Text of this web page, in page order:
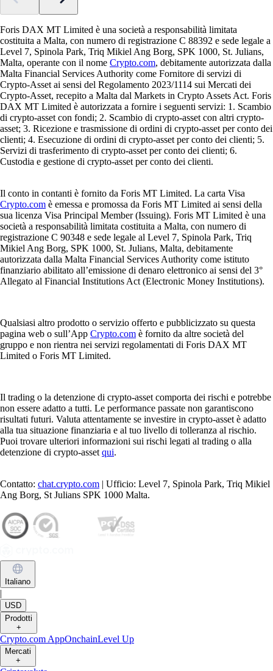
Foris DAX MT Limited è una società a responsabilità limitata
costituita a Malta, con numero di registrazione C 88392 e sede legale a
Level 7, Spinola Park, Triq Mikiel Ang Borg, SPK 1000, St. Julians,
Malta, operante con il nome Crypto.com, debitamente autorizzata dalla
Malta Financial Services Authority come Fornitore di servizi di
Crypto-Asset ai sensi del Regolamento 2023/1114 sui Mercati dei
Crypto-Asset, recepito a Malta dal Markets in Crypto Assets Act. Foris
DAX MT Limited è autorizzata a fornire i seguenti servizi: 1. Scambio
di crypto-asset con fondi; 2. Scambio di crypto-asset con altri crypto-
asset; 3. Ricezione e trasmissione di ordini di crypto-asset per conto dei
clienti; 4. Esecuzione di ordini di crypto-asset per conto dei clienti; 5.
Servizi di trasferimento di crypto-asset per conto dei clienti; 6.
Custodia e gestione di crypto-asset per conto dei clienti.
Il conto in contanti è fornito da Foris MT Limited. La carta Visa
Crypto.com è emessa e promossa da Foris MT Limited ai sensi della
sua licenza Visa Principal Member (Issuing). Foris MT Limited è una
società a responsabilità limitata costituita a Malta, con numero di
registrazione C 90348 e sede legale al Level 7, Spinola Park, Triq
Mikiel Ang Borg, SPK 1000, St. Julians, Malta, debitamente
autorizzata dalla Malta Financial Services Authority come istituto
finanziario abilitato all’emissione di denaro elettronico ai sensi del 3°
Allegato al Financial Institutions Act (Electronic Money Institutions).
Qualsiasi altro prodotto o servizio offerto e pubblicizzato su questa
pagina web o sull’App Crypto.com è fornito da altre società del
gruppo e non rientra nei servizi regolamentati di Foris DAX MT
Limited o Foris MT Limited.
Il trading o la detenzione di crypto-asset comporta dei rischi e potrebbe
non essere adatto a tutti. Le performance passate non garantiscono
risultati futuri. Valuta attentamente se investire in crypto-asset è adatto
alla tua situazione finanziaria e al tuo livello di tolleranza al rischio.
Puoi trovare ulteriori informazioni sui rischi legati al trading o alla
detenzione di crypto-asset qui.
Contatto: chat.crypto.com | Ufficio: Level 7, Spinola Park, Triq Mikiel
Ang Borg, St Julians SPK 1000 Malta.
Italiano
|
USD
Prodotti
+
Crypto.com AppOnchainLevel Up
Mercati
+